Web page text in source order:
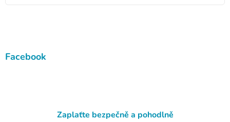
Facebook
Zaplaťte bezpečně a pohodlně